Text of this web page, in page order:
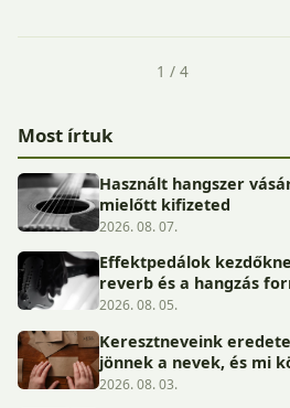
1 / 4
Most írtuk
Használt hangszer
mielőtt kifizeted
2026. 08. 07.
Effektpedálok
reverb és a hangzás
2026. 08. 05.
Keresztneveink
jönnek a nevek, és mi
2026. 08. 03.